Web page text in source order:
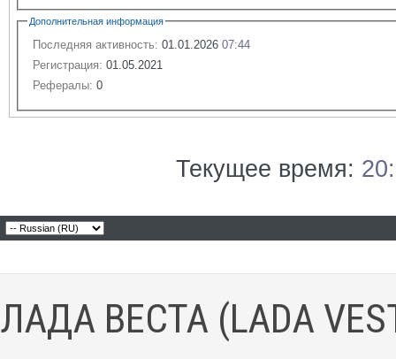
Дополнительная информация
Последняя активность: 01.01.2026 07:44
Регистрация: 01.05.2021
Рефералы: 0
Текущее время:
ЛАДА ВЕСТА (LADA